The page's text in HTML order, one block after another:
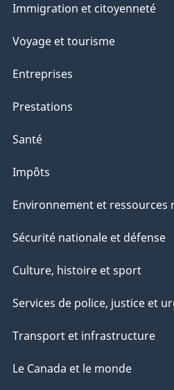
sujets
Immigration et citoyenneté
Voyage et tourisme
Entreprises
Prestations
Santé
Impôts
Environnement et ressources
Sécurité nationale et défense
Culture, histoire et sport
Services de police, justice et
Transport et infrastructure
Le Canada et le monde